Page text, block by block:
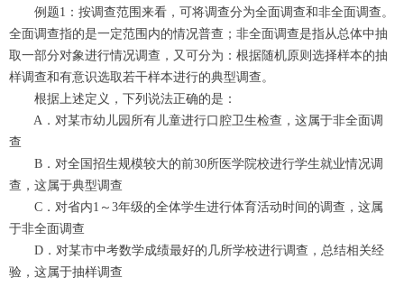
例题1：按调查范围来看，可将调查分为全面调查和非全面调查。
全面调查指的是一定范围内的情况普查；非全面调查是指从总体中抽
取一部分对象进行情况调查，又可分为：根据随机原则选择样本的抽
样调查和有意识选取若干样本进行的典型调查。
根据上述定义，下列说法正确的是：
A．对某市幼儿园所有儿童进行口腔卫生检查，这属于非全面调
查
B．对全国招生规模较大的前30所医学院校进行学生就业情况调
查，这属于典型调查
C．对省内1～3年级的全体学生进行体育活动时间的调查，这属
于非全面调查
D．对某市中考数学成绩最好的几所学校进行调查，总结相关经
验，这属于抽样调查